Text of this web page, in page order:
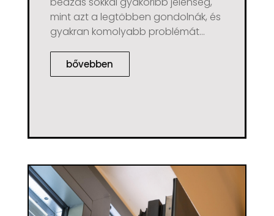
mint azt a legtöbben gondolnák, és
gyakran komolyabb problémát...
bővebben